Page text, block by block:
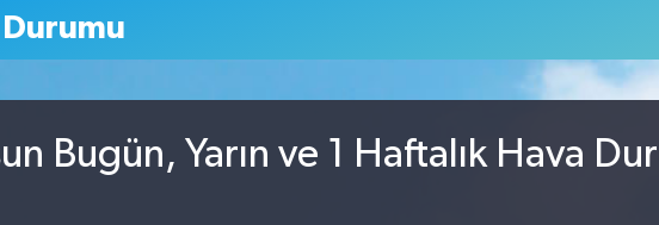
Bugün, Yarın ve 1 Haftalık Hava